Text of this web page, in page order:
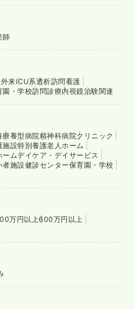
師
来ICU系透析訪問看護
園・学校訪問診療内視鏡治験関連
療養型病院精神科病院クリニック
施設特別養護老人ホーム
ームデイケア・デイサービス
者施設健診センター保育園・学校
万円以上600万円以上